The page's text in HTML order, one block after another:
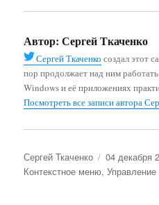
Автор: Сергей Ткаченко
Сергей Ткаченко создал этот
пор продолжает над ним
Windows и её приложениях
Посмотреть все записи автора
Автор
Сергей Ткаченко 04 декабря
Контекстное меню,